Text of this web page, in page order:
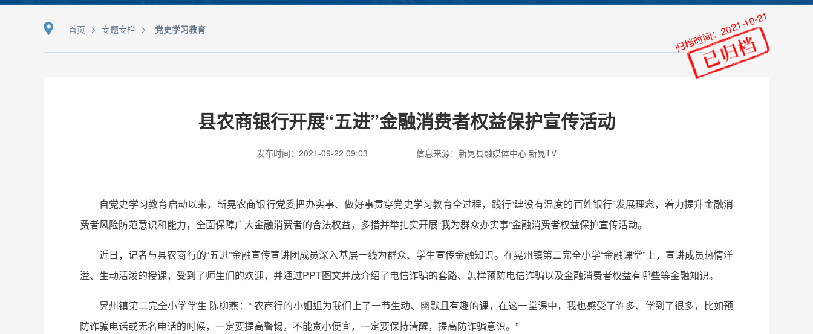
首页 > 专题专栏 > 党史学习教育
县农商银行开展“五进”金融消费者权益保护宣传活动
发布时间：2021-09-22 09:03 信息来源：新晃县融媒体中心 新晃TV
自党史学习教育启动以来，新晃农商银行党委把办实事、做好事贯穿党史学习教育全过程，践行“建设有温度的百姓银行”发展理念，着力提升金融消
费者风险防范意识和能力，全面保障广大金融消费者的合法权益，多措并举扎实开展“我为群众办实事”金融消费者权益保护宣传活动。
近日，记者与县农商行的“五进”金融宣传宣讲团成员深入基层一线为群众、学生宣传金融知识。在晃州镇第二完全小学“金融课堂”上，宣讲成员热情洋
溢、生动活泼的授课，受到了师生们的欢迎，并通过PPT图文并茂介绍了电信诈骗的套路、怎样预防电信诈骗以及金融消费者权益有哪些等金融知识。
晃州镇第二完全小学学生 陈柳燕：“ 农商行的小姐姐为我们上了一节生动、幽默且有趣的课，在这一堂课中，我也感受了许多、学到了很多，比如预
防诈骗电话或无名电话的时候，一定要提高警惕，不能贪小便宜，一定要保持清醒，提高防诈骗意识。”
归档时间：2021-10-21